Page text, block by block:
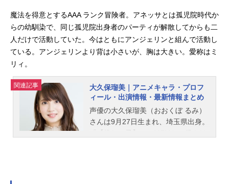
魔法を得意とするAAA ランク冒険者。アネッサとは孤児院時代か
らの幼馴染で、同じ孤児院出身者のパーティが解散してからも二
人だけで活動していた。今はともにアンジェリンと組んで活動し
ている。アンジェリンより背は小さいが、胸は大きい。愛称はミ
リィ。
関連記事
大久保瑠美｜アニメキャラ・プロフ
ィール・出演情報・最新情報まとめ
声優の大久保瑠美（おおくぼ るみ）
さんは9月27日生まれ、埼玉県出身。